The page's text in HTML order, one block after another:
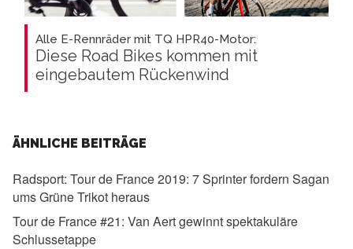
Alle E-Rennräder mit TQ HPR40-Motor:
Diese Road Bikes kommen mit
eingebautem Rückenwind
ÄHNLICHE BEITRÄGE
Radsport: Tour de France 2019: 7 Sprinter fordern Sagan
ums Grüne Trikot heraus
Tour de France #21: Van Aert gewinnt spektakuläre
Schlussetappe